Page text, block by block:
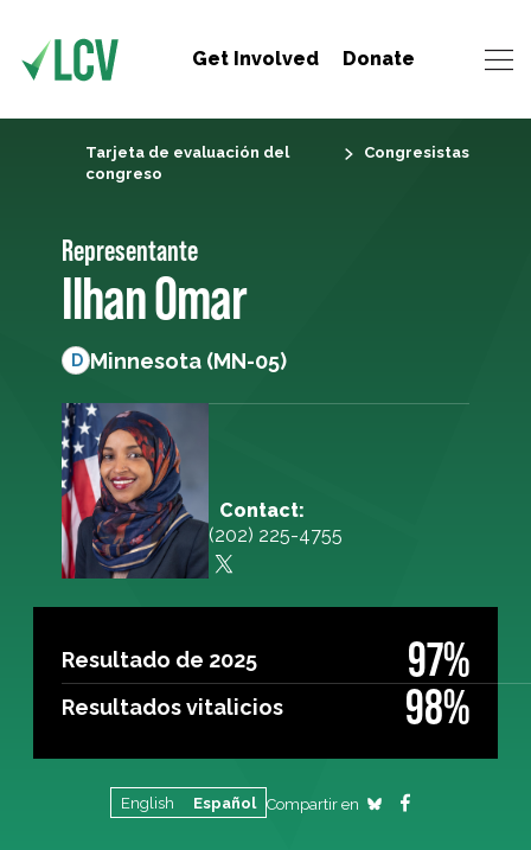
Get Involved Donate
Tarjeta de evaluación del
congreso
Congresistas
Representante
Ilhan Omar
D Minnesota (MN-05)
Contact:
(202) 225-4755
Resultado de 2025 97%
Resultados vitalicios 98%
English Español Compartir en